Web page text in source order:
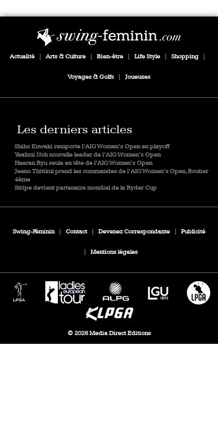
Actualité Arts & Culture Bien-être Life Style Shopping
Voyages & Golfs Joueuses
Les derniers articles
Shiho Kuwaki remporte l’AIG Women’s Open en playoff
Yealimi Noh nouvelle leader de l’AIG Women’s Open
Haeran Ryu seule en tête de l’AIG Women’s Open
Jeeno Thitikul prend les commandes de l’AIG Women’s Open, Boutier
4ème
Stripe devient partenaire mondial de la Ryder Cup
Swing-Féminin Contact Devenez Correspondante Publicité
Mentions légales
© 2026 Media Direct Editions